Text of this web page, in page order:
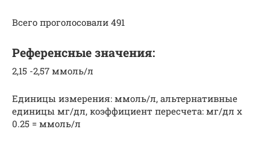
Всего проголосовали 491
Референсные значения:
2,15 -2,57 ммоль/л
Единицы измерения: ммоль/л, альтернативные
единицы мг/дл, коэффициент пересчета: мг/дл х
0.25 = ммоль/л